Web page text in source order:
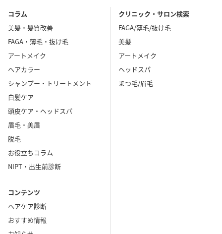
コラム
美髪・髪質改善
FAGA・薄毛・抜け毛
アートメイク
ヘアカラー
シャンプー・トリートメント
白髪ケア
頭皮ケア・ヘッドスパ
眉毛・美眉
脱毛
お役立ちコラム
NIPT・出生前診断
コンテンツ
ヘアケア診断
おすすめ情報
クリニック・サロン検索
FAGA/薄毛/抜け毛
美髪
アートメイク
ヘッドスパ
まつ毛/眉毛